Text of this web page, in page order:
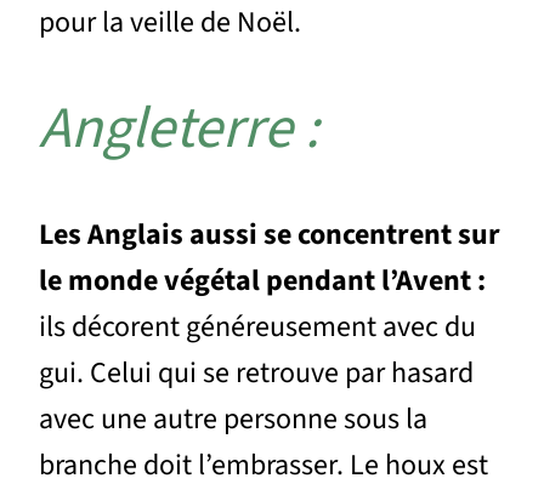
pour la veille de Noël.
Angleterre :
Les Anglais aussi se concentrent sur
le monde végétal pendant l’Avent :
ils décorent généreusement avec du
gui. Celui qui se retrouve par hasard
avec une autre personne sous la
branche doit l’embrasser. Le houx est